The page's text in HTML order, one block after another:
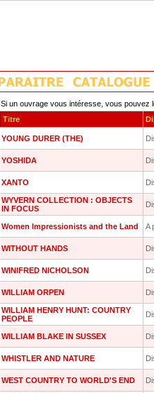
Si un ouvrage vous intéresse, vous pouvez
Titre
YOUNG DURER (THE)
YOSHIDA
XANTO
WYVERN COLLECTION : OBJECTS
IN FOCUS
Women Impressionists and the Land A
WITHOUT HANDS
WINIFRED NICHOLSON
WILLIAM ORPEN
WILLIAM HENRY HUNT: COUNTRY
PEOPLE
WILLIAM BLAKE IN SUSSEX
WHISTLER AND NATURE
WEST COUNTRY TO WORLD'S END